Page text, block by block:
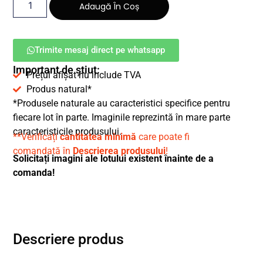
Adaugă În Coș
Trimite mesaj direct pe whatsapp
Important de știut:
Prețul afișat nu include TVA
Produs natural*
*Produsele naturale au caracteristici specifice pentru
fiecare lot în parte. Imaginile reprezintă în mare parte
caracteristicile produsului.
**Verificațicantitatea minimă care poate fi
comandată în Descrierea produsului!
Solicitați imagini ale lotului existent înainte de a
comanda!
Descriere produs